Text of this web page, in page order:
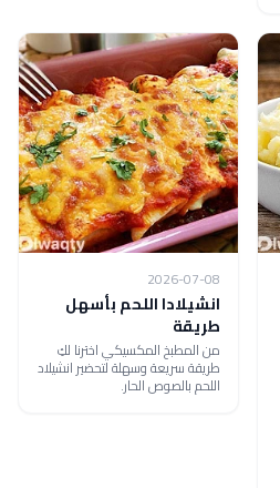
2026-07-08
انشيلادا اللحم بأسهل
طريقة
من المطبخ المكسيكي اخترنا لكِ
طريقة سريعة وسهلة لتحضير انشيلاد
اللحم بالصوص الحار.